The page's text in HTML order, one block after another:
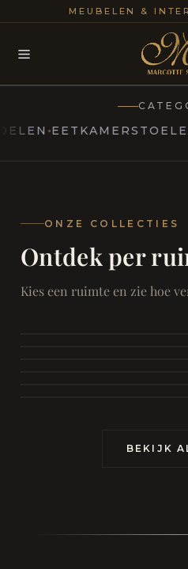
MEUBELEN &
Marcottestyle
EETKAMERSTOELEN
ONZE COLLECTIES
Ontdek per
Kies een ruimte en zie hoe
SAMEN ONTSPANNEN
Woonkamer
Eetkamer
RUST EN RETRAITE
BEKIJK